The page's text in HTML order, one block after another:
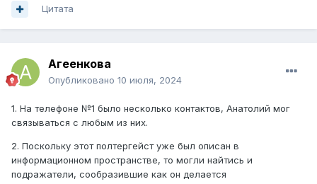
Цитата
Агеенкова
Опубликовано 10 июля, 2024
1. На телефоне №1 было несколько контактов, Анатолий мог
связываться с любым из них.
2. Поскольку этот полтергейст уже был описан в
информационном пространстве, то могли найтись и
подражатели, сообразившие как он делается